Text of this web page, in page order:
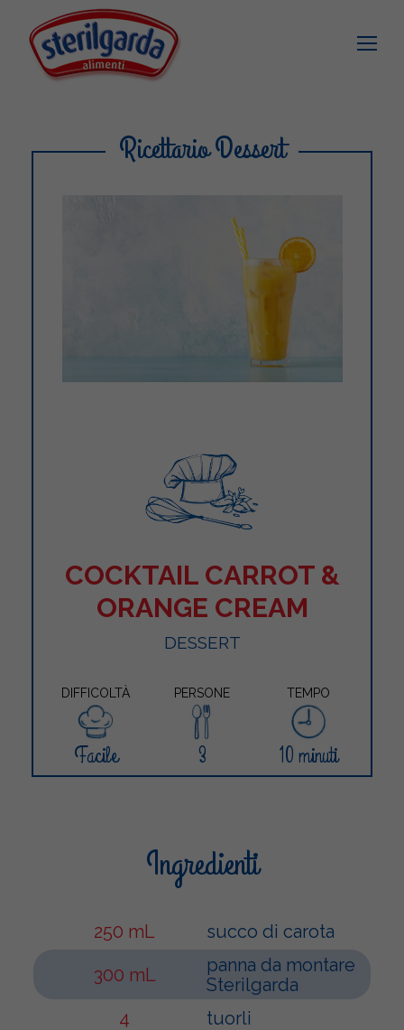
Ricettario Dessert
COCKTAIL CARROT &
ORANGE CREAM
DESSERT
DIFFICOLTÀ PERSONE TEMPO
Facile 3 10 minuti
Ingredienti
250 mL
succo di carota
300 mL
panna da montare
Sterilgarda
4
tuorli